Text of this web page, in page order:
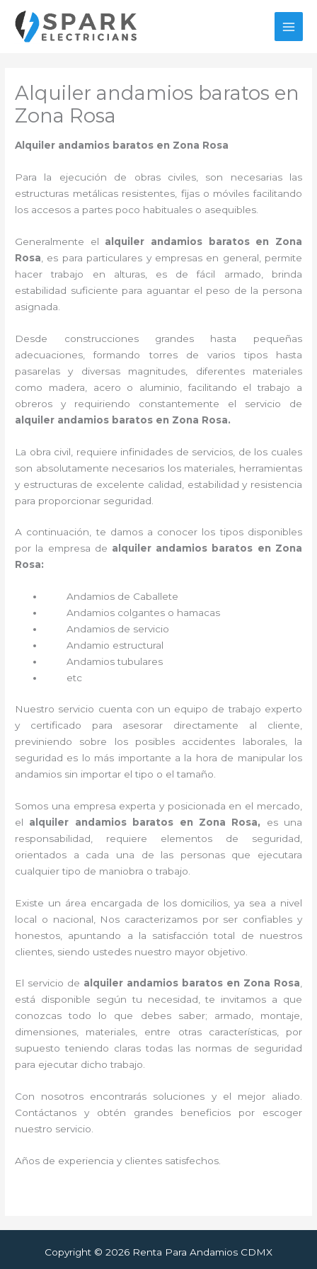
contenido
Alquiler andamios baratos en
Zona Rosa
Alquiler andamios baratos en Zona Rosa
Para la ejecución de obras civiles, son necesarias las
estructuras metálicas resistentes, fijas o móviles facilitando
los accesos a partes poco habituales o asequibles.
Generalmente el alquiler andamios baratos en Zona
Rosa , es para particulares y empresas en general, permite
hacer trabajo en alturas, es de fácil armado, brinda
estabilidad suficiente para aguantar el peso de la persona
asignada.
Desde construcciones grandes hasta pequeñas
adecuaciones, formando torres de varios tipos hasta
pasarelas y diversas magnitudes, diferentes materiales
como madera, acero o aluminio, facilitando el trabajo a
obreros y requiriendo constantemente el servicio de
alquiler andamios baratos en Zona Rosa.
La obra civil, requiere infinidades de servicios, de los cuales
son absolutamente necesarios los materiales, herramientas
y estructuras de excelente calidad, estabilidad y resistencia
para proporcionar seguridad.
A continuación, te damos a conocer los tipos disponibles
por la empresa de alquiler andamios baratos en Zona
Rosa:
Andamios de Caballete
Andamios colgantes o hamacas
Andamios de servicio
Andamio estructural
Andamios tubulares
etc
Nuestro servicio cuenta con un equipo de trabajo experto
y certificado para asesorar directamente al cliente,
previniendo sobre los posibles accidentes laborales, la
seguridad es lo más importante a la hora de manipular los
andamios sin importar el tipo o el tamaño.
Somos una empresa experta y posicionada en el mercado,
el alquiler andamios baratos en Zona Rosa, es una
responsabilidad, requiere elementos de seguridad,
orientados a cada una de las personas que ejecutara
cualquier tipo de maniobra o trabajo.
Existe un área encargada de los domicilios, ya sea a nivel
local o nacional, Nos caracterizamos por ser confiables y
honestos, apuntando a la satisfacción total de nuestros
clientes, siendo ustedes nuestro mayor objetivo.
El servicio de alquiler andamios baratos en Zona Rosa,
está disponible según tu necesidad, te invitamos a que
conozcas todo lo que debes saber; armado, montaje,
dimensiones, materiales, entre otras características, por
supuesto teniendo claras todas las normas de seguridad
para ejecutar dicho trabajo.
Con nosotros encontrarás soluciones y el mejor aliado.
Contáctanos y obtén grandes beneficios por escoger
nuestro servicio.
Años de experiencia y clientes satisfechos.
Copyright © 2026 Renta Para Andamios CDMX